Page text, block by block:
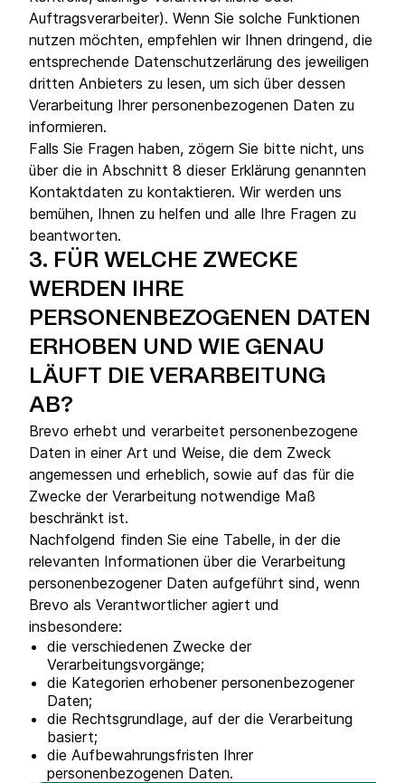
Auftragsverarbeiter). Wenn Sie solche Funktionen
nutzen möchten, empfehlen wir Ihnen dringend, die
entsprechende Datenschutzerlärung des jeweiligen
dritten Anbieters zu lesen, um sich über dessen
Verarbeitung Ihrer personenbezogenen Daten zu
informieren.
Falls Sie Fragen haben, zögern Sie bitte nicht, uns
über die in Abschnitt 8 dieser Erklärung genannten
Kontaktdaten zu kontaktieren. Wir werden uns
bemühen, Ihnen zu helfen und alle Ihre Fragen zu
beantworten.
3. FÜR WELCHE ZWECKE
WERDEN IHRE
PERSONENBEZOGENEN DATEN
ERHOBEN UND WIE GENAU
LÄUFT DIE VERARBEITUNG
AB?
Brevo erhebt und verarbeitet personenbezogene
Daten in einer Art und Weise, die dem Zweck
angemessen und erheblich, sowie auf das für die
Zwecke der Verarbeitung notwendige Maß
beschränkt ist.
Nachfolgend finden Sie eine Tabelle, in der die
relevanten Informationen über die Verarbeitung
personenbezogener Daten aufgeführt sind, wenn
Brevo als Verantwortlicher agiert und
insbesondere:
die verschiedenen Zwecke der
Verarbeitungsvorgänge;
die Kategorien erhobener personenbezogener
Daten;
die Rechtsgrundlage, auf der die Verarbeitung
basiert;
die Aufbewahrungsfristen Ihrer
personenbezogenen Daten.